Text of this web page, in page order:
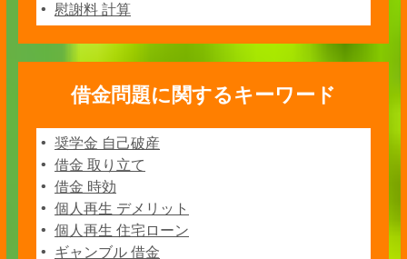
慰謝料 計算
借金問題に関するキーワード
奨学金 自己破産
借金 取り立て
借金 時効
個人再生 デメリット
個人再生 住宅ローン
ギャンブル 借金